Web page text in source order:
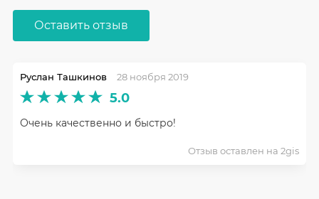
Оставить отзыв
Руслан Ташкинов 28 ноября 2019
5.0
Очень качественно и быстро!
Отзыв оставлен на 2gis